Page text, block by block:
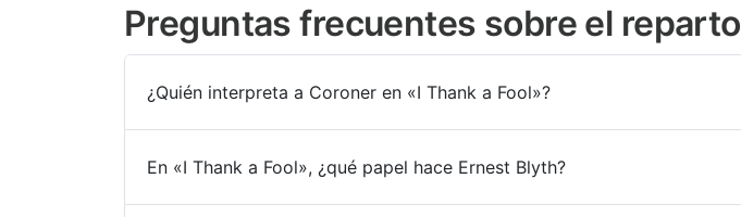
Preguntas frecuentes sobre el reparto
¿Quién interpreta a Coroner en «I Thank a Fool»?
En «I Thank a Fool», ¿qué papel hace Ernest Blyth?